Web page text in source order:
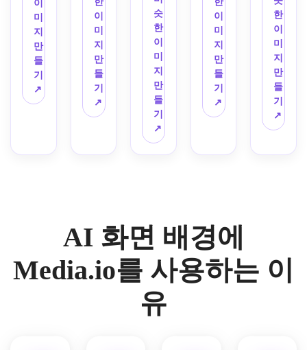
기,
선명
한 건
매우
적인
적인
상도
멀하
면서
도 첨
단 구
미묘
리 반
잡힌
한
상세
인,
무디
분위
기,
레이
어드
깊이,
세련
된 현
대 애
니메
이 디
테일
으로
애니
메이
따뜻
한 매
력적
인 분
위기,
세련
된 일
러스
품질,
며 스
크린
에 적
합하
한 구
성,
프리
미엄
모던
느낌,
실키
질감,
세련
명,
고급
트,
우아
한 프
리미
엄 스
타일
링,
기,
미니
이
미
지
만
들
기
↗
신비
로운
파란
색과
은색
팔레
환상
한 수
직 구
고요
이
미
지
만
들
기
↗
숲 배
경,
빛나
는 반
딧불,
안개
가 낀
공기,
마법
같은
나무,
영화
같은
가지
과하
는 부
슷
한
이
미
지
만
들
기
↗
텍스
처 배
균형
잡힌
타이
포그
래피,
리 디
자인,
세련
된 간
이
미
지
만
들
기
↗
벽지,
초점
으로
표현
력이
풍부
한 얼
부드
예술
스트
레이
한
이
미
지
만
들
기
↗
AI 화면 배경에
Media.io를 사용하는 이
유